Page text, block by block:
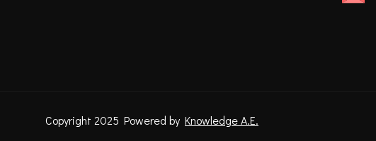
Copyright 2025 Powered by Knowledge A.E.